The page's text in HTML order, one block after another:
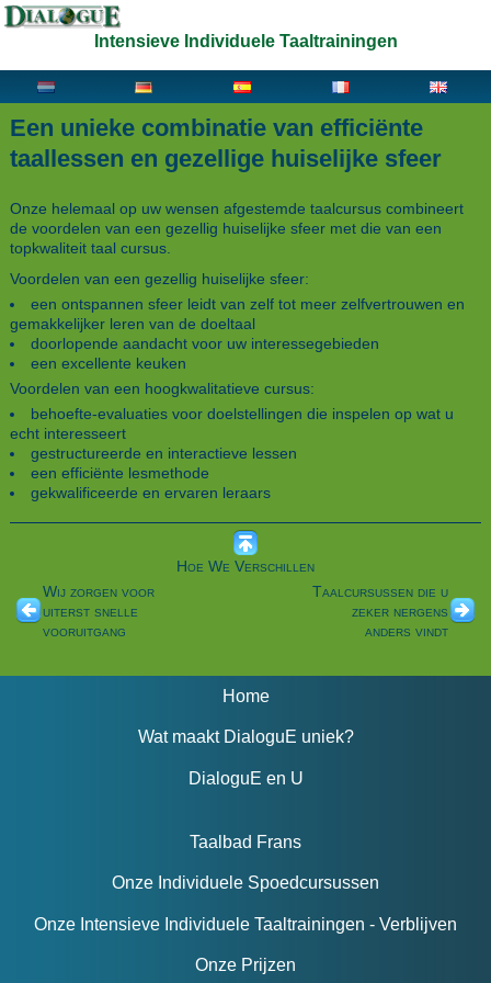
Intensieve Individuele Taaltrainingen
Een unieke combinatie van efficiënte
taallessen en gezellige huiselijke sfeer
Onze helemaal op uw wensen afgestemde taalcursus combineert
de voordelen van een gezellig huiselijke sfeer met die van een
topkwaliteit taal cursus.
Voordelen van een gezellig huiselijke sfeer:
een ontspannen sfeer leidt van zelf tot meer zelfvertrouwen en
gemakkelijker leren van de doeltaal
doorlopende aandacht voor uw interessegebieden
een excellente keuken
Voordelen van een hoogkwalitatieve cursus:
behoefte-evaluaties voor doelstellingen die inspelen op wat u
echt interesseert
gestructureerde en interactieve lessen
een efficiënte lesmethode
gekwalificeerde en ervaren leraars
Hoe We Verschillen
Wij zorgen voor
uiterst snelle
vooruitgang
Taalcursussen die u
zeker nergens
anders vindt
Home
Wat maakt DialoguE uniek?
DialoguE en U
Taalbad Frans
Onze Individuele Spoedcursussen
Onze Intensieve Individuele Taaltrainingen - Verblijven
Onze Prijzen